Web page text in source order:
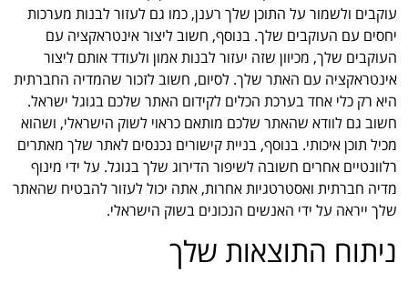
עוקבים ולשמור על התוכן שלך רענן, כמו גם לעזור לבנות מערכות
יחסים עם העוקבים שלך. בנוסף, חשוב ליצור אינטראקציה עם
העוקבים שלך, מכיוון שזה יעזור לבנות אמון ולעודד אותם ליצור
אינטראקציה עם האתר שלך. לסיום, חשוב לזכור שהמדיה החברתית
היא רק כלי אחד בערכת הכלים לקידום האתר שלכם בגוגל ישראל.
חשוב גם לוודא שהאתר שלכם מותאם כראוי לשוק הישראלי, ושהוא
מכיל תוכן איכותי. בנוסף, בניית קישורים נכנסים לאתר שלך מאתרים
רלוונטיים אחרים חשובה לשיפור הדירוג שלך בגוגל. על ידי מינוף
מדיה חברתית ואסטרטגיות אחרות, אתה יכול לעזור להבטיח שהאתר
שלך ייראה על ידי האנשים הנכונים בשוק הישראלי.
ניתוח התוצאות שלך